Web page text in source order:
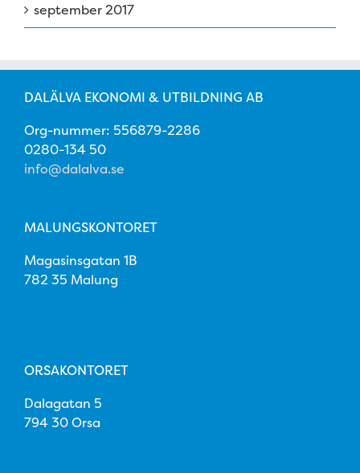
september 2017
DALÄLVA EKONOMI & UTBILDNING AB
Org-nummer: 556879-2286
0280-134 50
info@dalalva.se
MALUNGSKONTORET
Magasinsgatan 1B
782 35 Malung
ORSAKONTORET
Dalagatan 5
794 30 Orsa